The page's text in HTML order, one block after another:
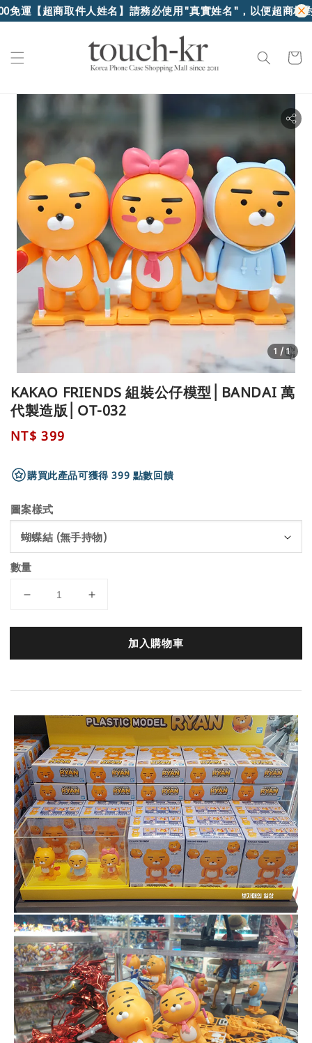
商取件人姓名】請務必使用"真實姓名"，以便超商核對身份證
1 /1
KAKAO FRIENDS 組裝公仔模型│BANDAI 萬
代製造版│OT-032
Regular
NT$ 399
購買此產品可獲得 399 點數回饋
圖案樣式
數量
加入購物車